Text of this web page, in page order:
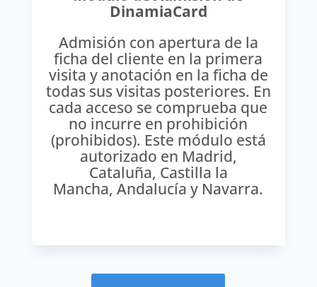
DinamiaCard
Admisión con apertura de la
ficha del cliente en la primera
visita y anotación en la ficha de
todas sus visitas posteriores. En
cada acceso se comprueba que
no incurre en prohibición
(prohibidos). Este módulo está
autorizado en Madrid,
Cataluña, Castilla la
Mancha, Andalucía y Navarra.